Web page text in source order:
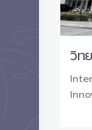
วิท